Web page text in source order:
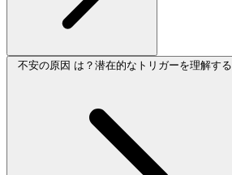
不安の原因 は？潜在的なトリガーを理解する